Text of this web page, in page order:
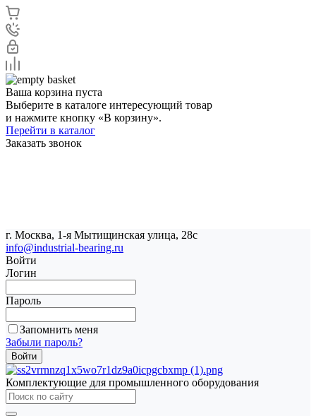
Ваша корзина пуста
Выберите в каталоге интересующий товар
и нажмите кнопку «В корзину».
Перейти в каталог
Заказать звонок
г. Москва, 1-я Мытищинская улица, 28с
info@industrial-bearing.ru
Войти
Логин
Пароль
Запомнить меня
Забыли пароль?
Комплектующие для промышленного оборудования